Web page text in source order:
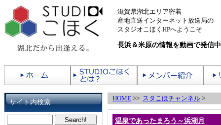
滋賀県湖北エリア密着
産地直送インターネット放送局の
スタジオこほくHPへようこそ
長浜＆米原の情報を動画で発信中
サイト内検索
HOME >> スタこほチャンネル >
温泉であったまろう～浜湖月